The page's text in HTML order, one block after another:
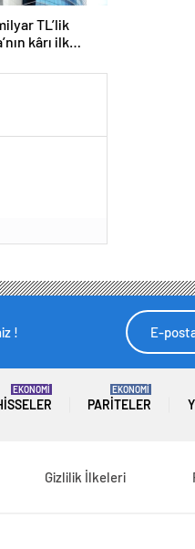
TL’lik
kârı ilk
!
EKONOMİ
PARITELER
EKONOMİ
Gizlilik İlkeleri